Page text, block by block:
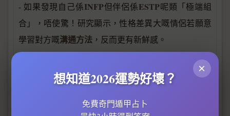
- 如果發現自己係INFP但伴侶係ESTP呢類「極端組
合」，唔使驚！研究顯示，性格差異大嘅情侶若願意
學習對方嘅溝通方法 ，反而更有新鮮感。
只係工具，真正嘅愛情需要雙方
個人發展同包容。2026年嘅關係專家都強調，無
ISFJ，肯為對方調整先係王道！
×
想知道2026運勢好壞？
免費奇門遁甲占卜